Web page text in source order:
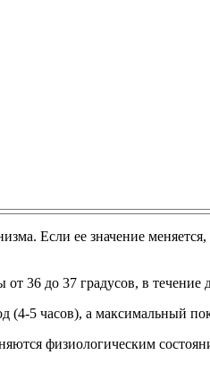
Если ее значение
36 до 37 градусов, в течение
5 часов), а максимальный
физиологическим